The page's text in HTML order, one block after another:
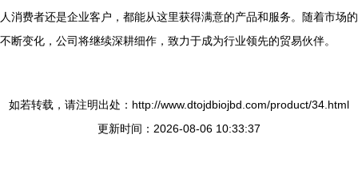
人消费者还是企业客户，都能从这里获得满意的产品和服务。随着市场的
不断变化，公司将继续深耕细作，致力于成为行业领先的贸易伙伴。
如若转载，请注明出处：http://www.dtojdbiojbd.com/product/34.html
更新时间：2026-08-06 10:33:37